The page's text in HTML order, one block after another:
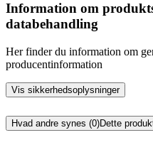
Information om
databehandling
Her finder du information om
producentinformation
Vis sikkerhedsoplysninger
Hvad andre synes (0)Dette